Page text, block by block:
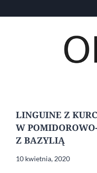
do
LINGUINE Z
W
Z BAZYLIĄ
10 kwietnia, 2020